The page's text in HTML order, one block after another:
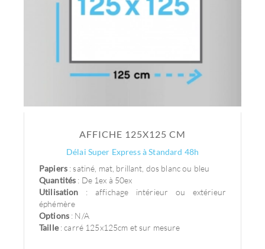
AFFICHE 125X125 CM
Délai Super Express à Standard 48h
Papiers : satiné, mat, brillant, dos blanc ou bleu
Quantités : De 1ex à 50ex
Utilisation : affichage intérieur ou extérieur
éphémère
Options : N/A
Taille: carré 125x125cm et sur mesure